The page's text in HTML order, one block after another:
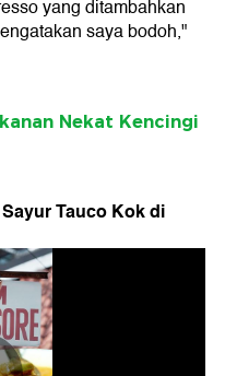
yang ditambahkan
saya bodoh,"
Nekat Kencingi
Tauco Kok di